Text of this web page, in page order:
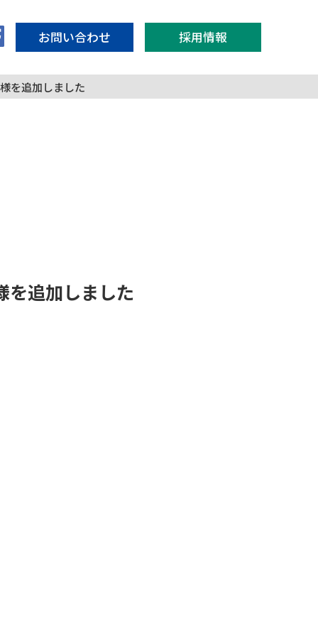
お問い合わせ 採用情報
を追加しました
を追加しました